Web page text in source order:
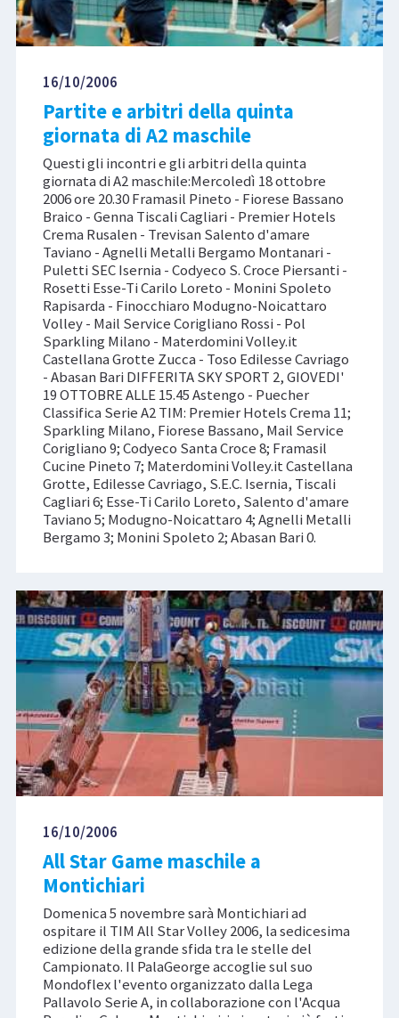
16/10/2006
Partite e arbitri della quinta
giornata di A2 maschile
Questi gli incontri e gli arbitri della quinta
giornata di A2 maschile:Mercoledì 18 ottobre
2006 ore 20.30 Framasil Pineto - Fiorese Bassano
Braico - Genna Tiscali Cagliari - Premier Hotels
Crema Rusalen - Trevisan Salento d'amare
Taviano - Agnelli Metalli Bergamo Montanari -
Puletti SEC Isernia - Codyeco S. Croce Piersanti -
Rosetti Esse-Ti Carilo Loreto - Monini Spoleto
Rapisarda - Finocchiaro Modugno-Noicattaro
Volley - Mail Service Corigliano Rossi - Pol
Sparkling Milano - Materdomini Volley.it
Castellana Grotte Zucca - Toso Edilesse Cavriago
- Abasan Bari DIFFERITA SKY SPORT 2, GIOVEDI'
19 OTTOBRE ALLE 15.45 Astengo - Puecher
Classifica Serie A2 TIM: Premier Hotels Crema 11;
Sparkling Milano, Fiorese Bassano, Mail Service
Corigliano 9; Codyeco Santa Croce 8; Framasil
Cucine Pineto 7; Materdomini Volley.it Castellana
Grotte, Edilesse Cavriago, S.E.C. Isernia, Tiscali
Cagliari 6; Esse-Ti Carilo Loreto, Salento d'amare
Taviano 5; Modugno-Noicattaro 4; Agnelli Metalli
Bergamo 3; Monini Spoleto 2; Abasan Bari 0.
16/10/2006
All Star Game maschile a
Montichiari
Domenica 5 novembre sarà Montichiari ad
ospitare il TIM All Star Volley 2006, la sedicesima
edizione della grande sfida tra le stelle del
Campionato. Il PalaGeorge accoglie sul suo
Mondoflex l'evento organizzato dalla Lega
Pallavolo Serie A, in collaborazione con l'Acqua